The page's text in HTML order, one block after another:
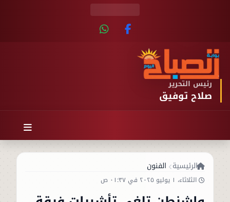
رئيس التحرير
صلاح توفيق
الرئيسية الفنون
الثلاثاء، ١ يوليو ٢٠٢٥ في ٠١:٣٧ ص